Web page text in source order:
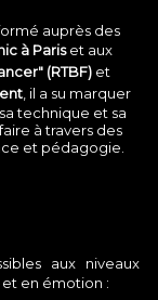
auprès des
à Pariset aux
(RTBF)et
, il a su marquer
technique et sa
à travers des
et pédagogie.
aux niveaux
et en émotion :